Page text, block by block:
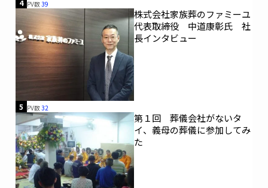
4 PV数39
株式会社家族葬のファミーユ
代表取締役 中道康彰氏 社
長インタビュー
5 PV数32
第１回 葬儀会社がないタ
イ、義母の葬儀に参加してみ
た